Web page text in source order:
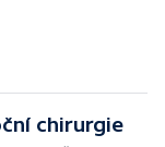
chirurgie